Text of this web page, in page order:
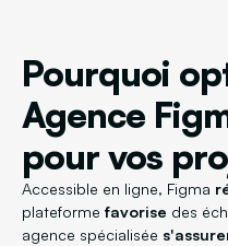
Pourquoi
Agence
pour vos
Accessible en ligne, Figma
plateforme favorise des
agence spécialisée